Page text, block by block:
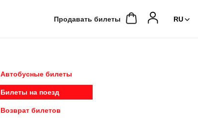
Продавать билеты
Автобусные билеты
Билеты на поезд
Возврат билетов